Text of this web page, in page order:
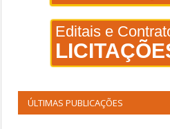
Editais e
ÚLTIMAS PUBLICAÇÕES